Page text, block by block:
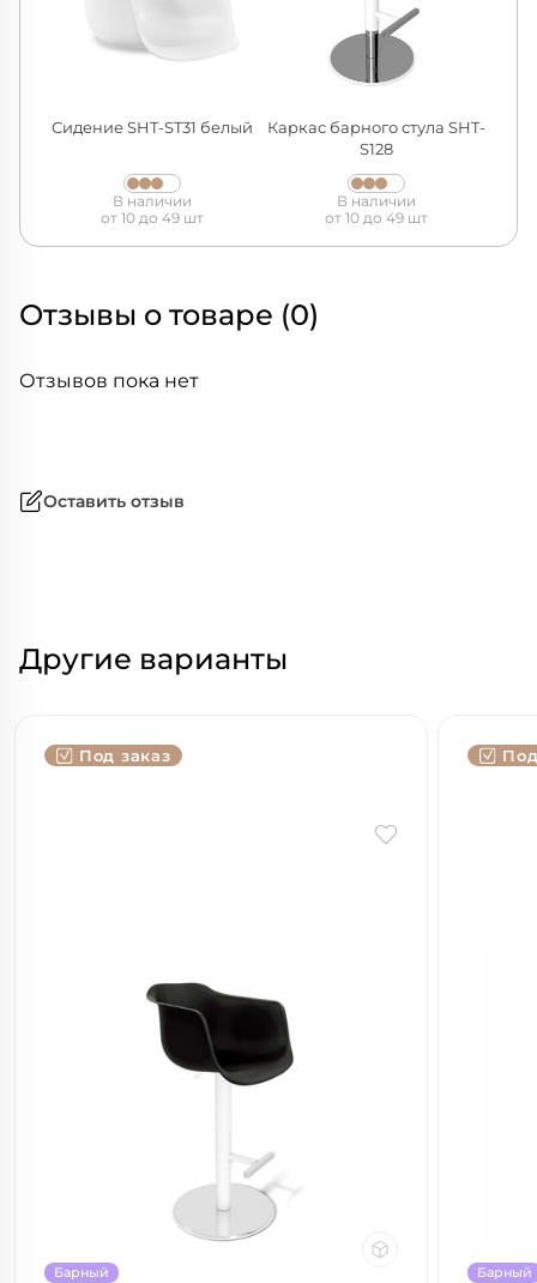
Сидение SHT-ST31 белый
В наличии
от 10 до 49 шт
Каркас барного стула SHT-
S128
В наличии
от 10 до 49 шт
Отзывы о товаре (0)
Отзывов пока нет
Оставить отзыв
Другие варианты
Под заказ
Барный Барный